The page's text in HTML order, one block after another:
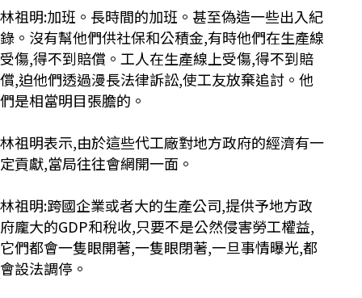
林祖明:加班。長時間的加班。甚至偽造一些出入紀
錄。沒有幫他們供社保和公積金,有時他們在生產線
受傷,得不到賠償。工人在生產線上受傷,得不到賠
償,迫他們透過漫長法律訴訟,使工友放棄追討。他
們是相當明目張膽的。
林祖明表示,由於這些代工廠對地方政府的經濟有一
定貢獻,當局往往會網開一面。
林祖明:跨國企業或者大的生產公司,提供予地方政
府龐大的GDP和稅收,只要不是公然侵害勞工權益,
它們都會一隻眼開著,一隻眼閉著,一旦事情曝光,都
會設法調停。